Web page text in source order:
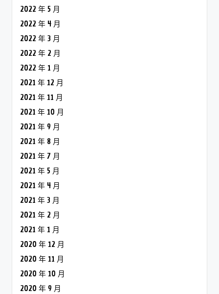
2022 年 5 月
2022 年 4 月
2022 年 3 月
2022 年 2 月
2022 年 1 月
2021 年 12 月
2021 年 11 月
2021 年 10 月
2021 年 9 月
2021 年 8 月
2021 年 7 月
2021 年 5 月
2021 年 4 月
2021 年 3 月
2021 年 2 月
2021 年 1 月
2020 年 12 月
2020 年 11 月
2020 年 10 月
2020 年 9 月